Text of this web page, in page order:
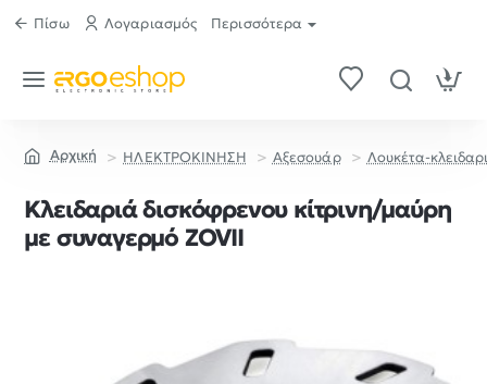
Πίσω Λογαριασμός Περισσότερα
ΗΛΕΚΤΡΟΚΙΝΗΣΗ Αξεσουάρ Λουκέτα-
Kλειδαριά δισκόφρενου κίτρινη/μαύρη
με συναγερμό ZOVII